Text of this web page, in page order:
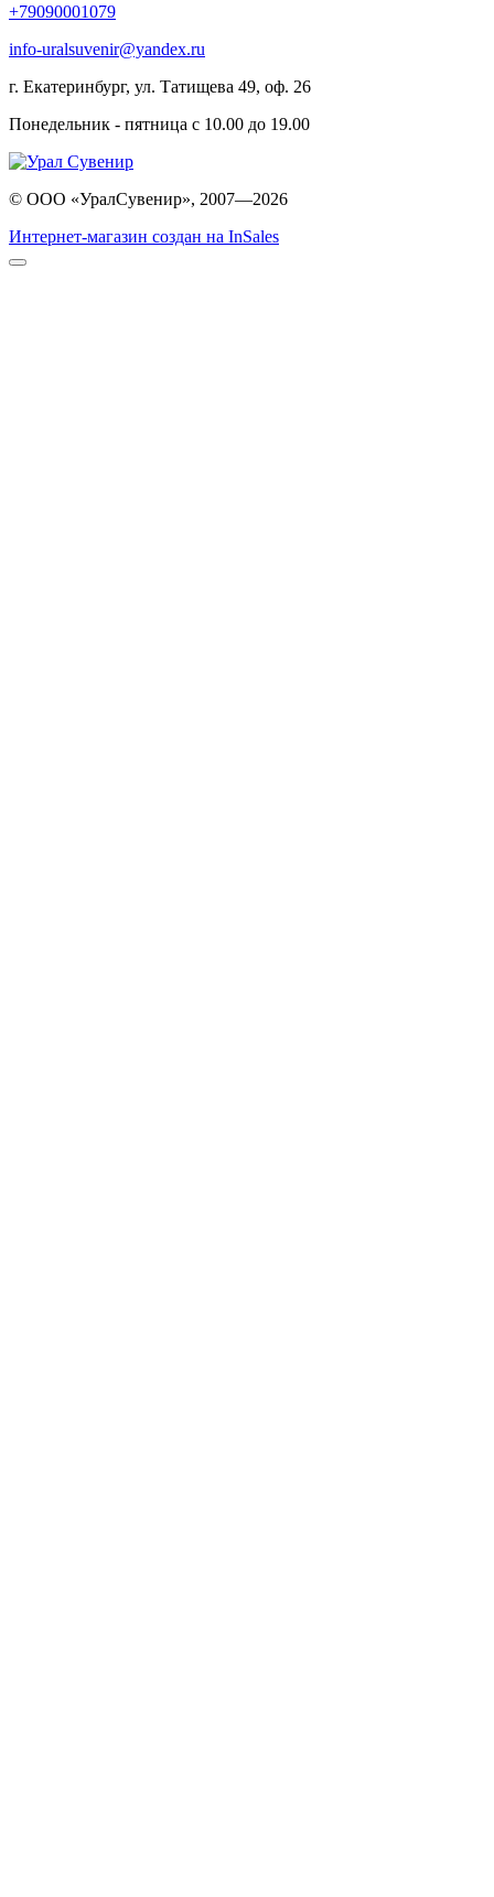
+79090001079
info-uralsuvenir@yandex.ru
г. Екатеринбург, ул. Татищева 49, оф. 26
Понедельник - пятница с 10.00 до 19.00
© ООО «УралСувенир», 2007—2026
Интернет-магазин создан на InSales